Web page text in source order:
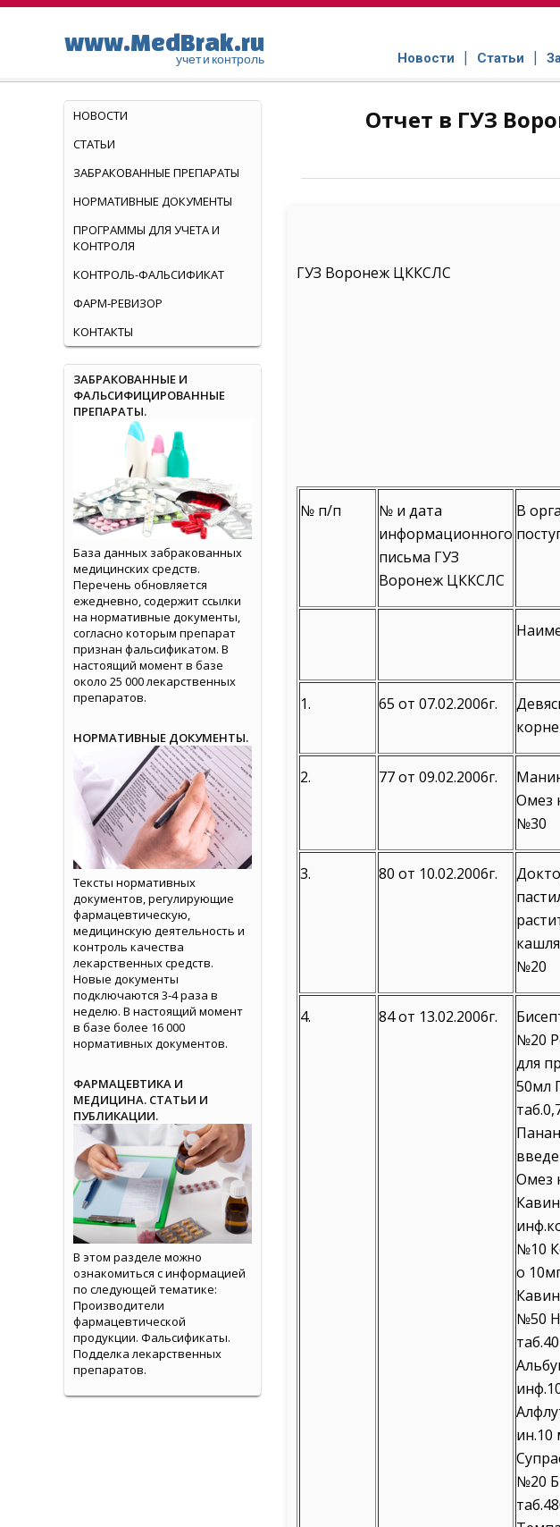
www.MedBrak.ru
учет и контроль Новости Статьи
Отчет в ГУЗ
ГУЗ Воронеж ЦККСЛС
№ п/п
№ и дата
информационного
письма ГУЗ
Воронеж ЦККСЛС
В
1. 65 от 07.02.2006г.
2. 77 от 09.02.2006г.
Омез
№30
3. 80 от 10.02.2006г.
№20
4. 84 от 13.02.2006г.
№20
для
50мл
Омез
№10
о
№50
№20
НОВОСТИ
СТАТЬИ
ЗАБРАКОВАННЫЕ ПРЕПАРАТЫ
НОРМАТИВНЫЕ ДОКУМЕНТЫ
ПРОГРАММЫ ДЛЯ УЧЕТА И
КОНТРОЛЯ
КОНТРОЛЬ-ФАЛЬСИФИКАТ
ФАРМ-РЕВИЗОР
КОНТАКТЫ
ЗАБРАКОВАННЫЕ И
ФАЛЬСИФИЦИРОВАННЫЕ
ПРЕПАРАТЫ.
База данных забракованных
медицинских средств.
Перечень обновляется
ежедневно, содержит ссылки
на нормативные документы,
согласно которым препарат
признан фальсификатом. В
настоящий момент в базе
около 25 000 лекарственных
препаратов.
НОРМАТИВНЫЕ ДОКУМЕНТЫ.
Тексты нормативных
документов, регулирующие
фармацевтическую,
медицинскую деятельность и
контроль качества
лекарственных средств.
Новые документы
подключаются 3-4 раза в
неделю. В настоящий момент
в базе более 16 000
нормативных документов.
ФАРМАЦЕВТИКА И
МЕДИЦИНА. СТАТЬИ И
ПУБЛИКАЦИИ.
В этом разделе можно
ознакомиться с информацией
по следующей тематике:
Производители
фармацевтической
продукции. Фальсификаты.
Подделка лекарственных
препаратов.